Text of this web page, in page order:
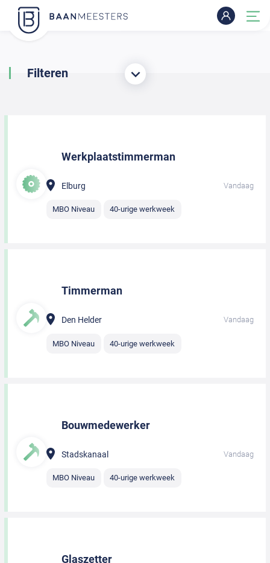
Filteren
Werkplaatstimmerman
Elburg Vandaag
MBO Niveau 40-urige werkweek
Timmerman
Den Helder Vandaag
MBO Niveau 40-urige werkweek
Bouwmedewerker
Stadskanaal Vandaag
MBO Niveau 40-urige werkweek
Glaszetter